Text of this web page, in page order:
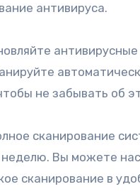
антивируса.
не забывать об
сканирование
неделю. Вы можете
сканирование в